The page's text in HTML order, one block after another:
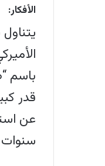
الأفكار:
باسم
قدر
عن
سنوات